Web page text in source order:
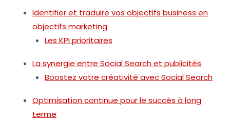
Identifier et traduire vos objectifs business en
objectifs marketing
Les KPI prioritaires
La synergie entre Social Search et publicités
Boostez votre créativité avec Social Search
Optimisation continue pour le succès à long
terme